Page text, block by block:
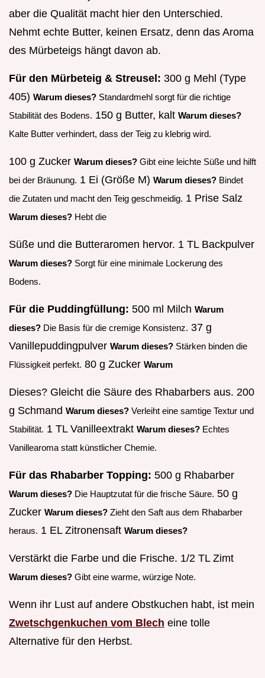
aber die Qualität macht hier den Unterschied.
Nehmt echte Butter, keinen Ersatz, denn das Aroma
des Mürbeteigs hängt davon ab.
Für den Mürbeteig & Streusel: 300 g Mehl (Type
405) Warum dieses? Standardmehl sorgt für die richtige
Stabilität des Bodens. 150 g Butter, kalt Warum dieses?
Kalte Butter verhindert, dass der Teig zu klebrig wird.
100 g Zucker Warum dieses? Gibt eine leichte Süße und hilft
bei der Bräunung. 1 Ei (Größe M) Warum dieses? Bindet
die Zutaten und macht den Teig geschmeidig. 1 Prise Salz
Warum dieses? Hebt die
Süße und die Butteraromen hervor. 1 TL Backpulver
Warum dieses? Sorgt für eine minimale Lockerung des
Bodens.
Für die Puddingfüllung: 500 ml Milch Warum
dieses? Die Basis für die cremige Konsistenz. 37 g
Vanillepuddingpulver Warum dieses? Stärken binden die
Flüssigkeit perfekt. 80 g Zucker Warum
Dieses? Gleicht die Säure des Rhabarbers aus. 200
g Schmand Warum dieses? Verleiht eine samtige Textur und
Stabilität. 1 TL Vanilleextrakt Warum dieses? Echtes
Vanillearoma statt künstlicher Chemie.
Für das Rhabarber Topping: 500 g Rhabarber
Warum dieses? Die Hauptzutat für die frische Säure. 50 g
Zucker Warum dieses? Zieht den Saft aus dem Rhabarber
heraus. 1 EL Zitronensaft Warum dieses?
Verstärkt die Farbe und die Frische. 1/2 TL Zimt
Warum dieses? Gibt eine warme, würzige Note.
Wenn ihr Lust auf andere Obstkuchen habt, ist mein
Zwetschgenkuchen vom Blech eine tolle
Alternative für den Herbst.